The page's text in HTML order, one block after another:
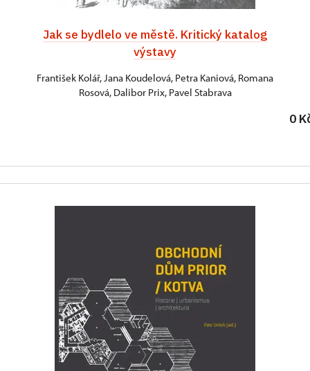
Jak se bydlelo ve městě. Kritický katalog
výstavy
František Kolář, Jana Koudelová, Petra Kaniová, Romana
Rosová, Dalibor Prix, Pavel Stabrava
0